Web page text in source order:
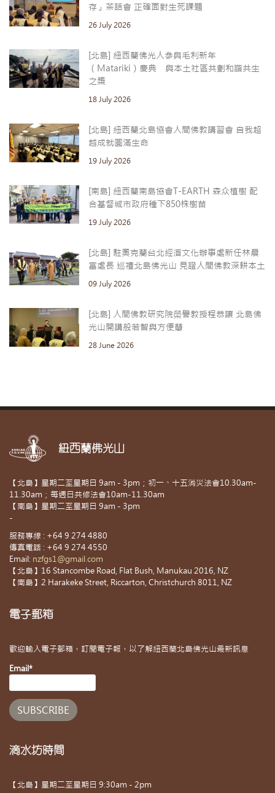
存」茶話會 正確面對生死課題
26 July 2026
[北島] 紐西蘭佛光人參與毛利新年
（Matariki）慶典 與本土社區共劃和諧共生
之槳
18 July 2026
[北島] 紐西蘭北島協會人間佛教講習會 自我超
越成就圓滿生命
19 July 2026
[南島] 紐西蘭南島協會T-EARTH 森众植樹 配
合基督城市政府種下850株樹苗
19 July 2026
[北島] 駐奧克蘭台北經濟文化辦事處新任林晨
富處長 巡禮北島佛光山 見證人間佛教深耕本土
09 July 2026
[北島] 人間佛教研究院榮譽教授程恭讓 北島佛
光山開講般若智與方便慧
28 June 2026
紐西蘭佛光山
【北島】星期二至星期日 9am - 3pm；初一、十五消災法會10.30am-
11.30am；每週日共修法會10am-11.30am
【南島】星期二至星期日 9am - 3pm
-
服務專線 : +64 9 274 4880
傳真電話 : +64 9 274 4550
Email: nzfgs1@gmail.com
【北島】16 Stancombe Road, Flat Bush, Manukau 2016, NZ
【南島】2 Harakeke Street, Riccarton, Christchurch 8011, NZ
電子郵箱
歡迎輸入電子郵箱，訂閱電子報，以了解紐西蘭北島佛光山最新訊息
Email*
滴水坊時間
【北島】星期二至星期日 9:30am - 2pm